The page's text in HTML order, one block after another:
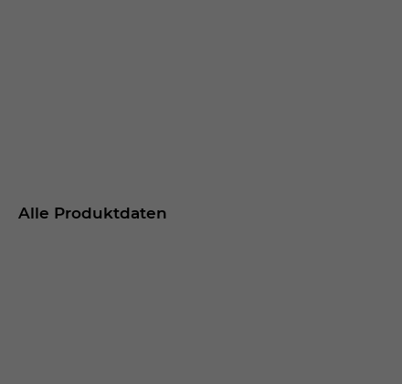
Alle Produktdaten